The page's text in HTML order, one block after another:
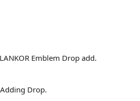
Emblem Drop add.
Drop.